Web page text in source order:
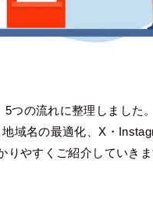
つの流れに整理しました
域名の最適化、X・
やすくご紹介していき